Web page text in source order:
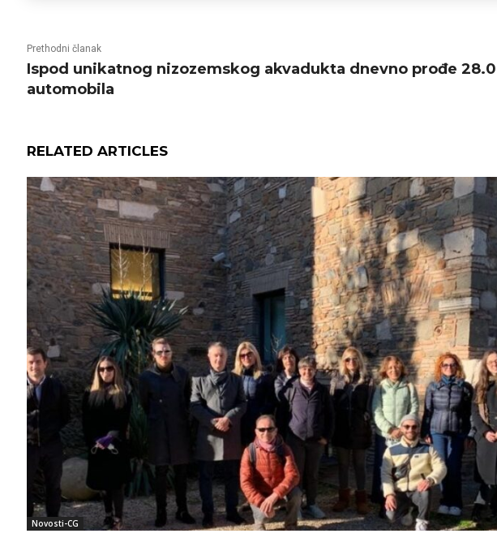
Prethodni članak
Ispod unikatnog nizozemskog akvadukta dnevno prođe
automobila
RELATED ARTICLES
Novosti-CG